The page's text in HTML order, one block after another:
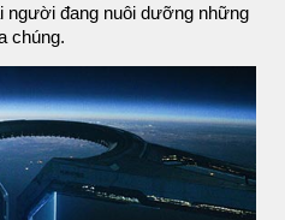
người đang nuôi dưỡng những
chúng.